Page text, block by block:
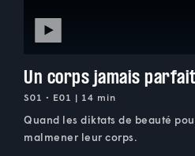
Un corps jamais parfait
S01 • E01 | 14 min
Quand les diktats de beauté
malmener leur corps.